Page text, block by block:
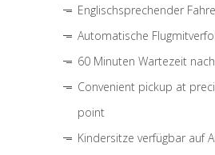
Englischsprechender
Automatische
60 Minuten Wartezeit
Convenient pickup at
point
Kindersitze verfügbar auf